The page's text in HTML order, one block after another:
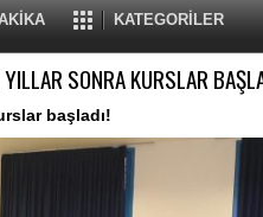
KATEGORİLER
SONRA KURSLAR
başladı!